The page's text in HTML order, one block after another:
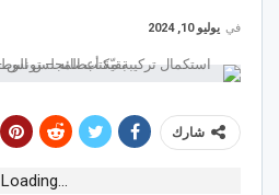
في يوليو 10, 2024
شارك
Loading...